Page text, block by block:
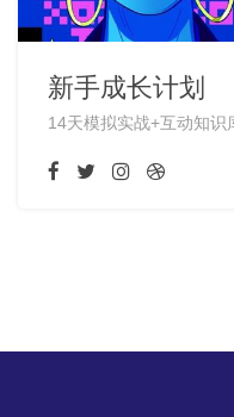
新手成长计划
14天模拟实战+互动知识